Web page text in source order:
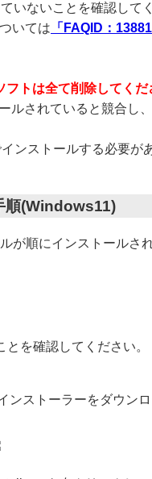
いないことを確認して
いては 「FAQID：
トは全て削除してくだ
されていると競合し
ンストールする必要が
順(Windows11)
が順にインストールされ
を確認してください。
ストーラーをダウンロ